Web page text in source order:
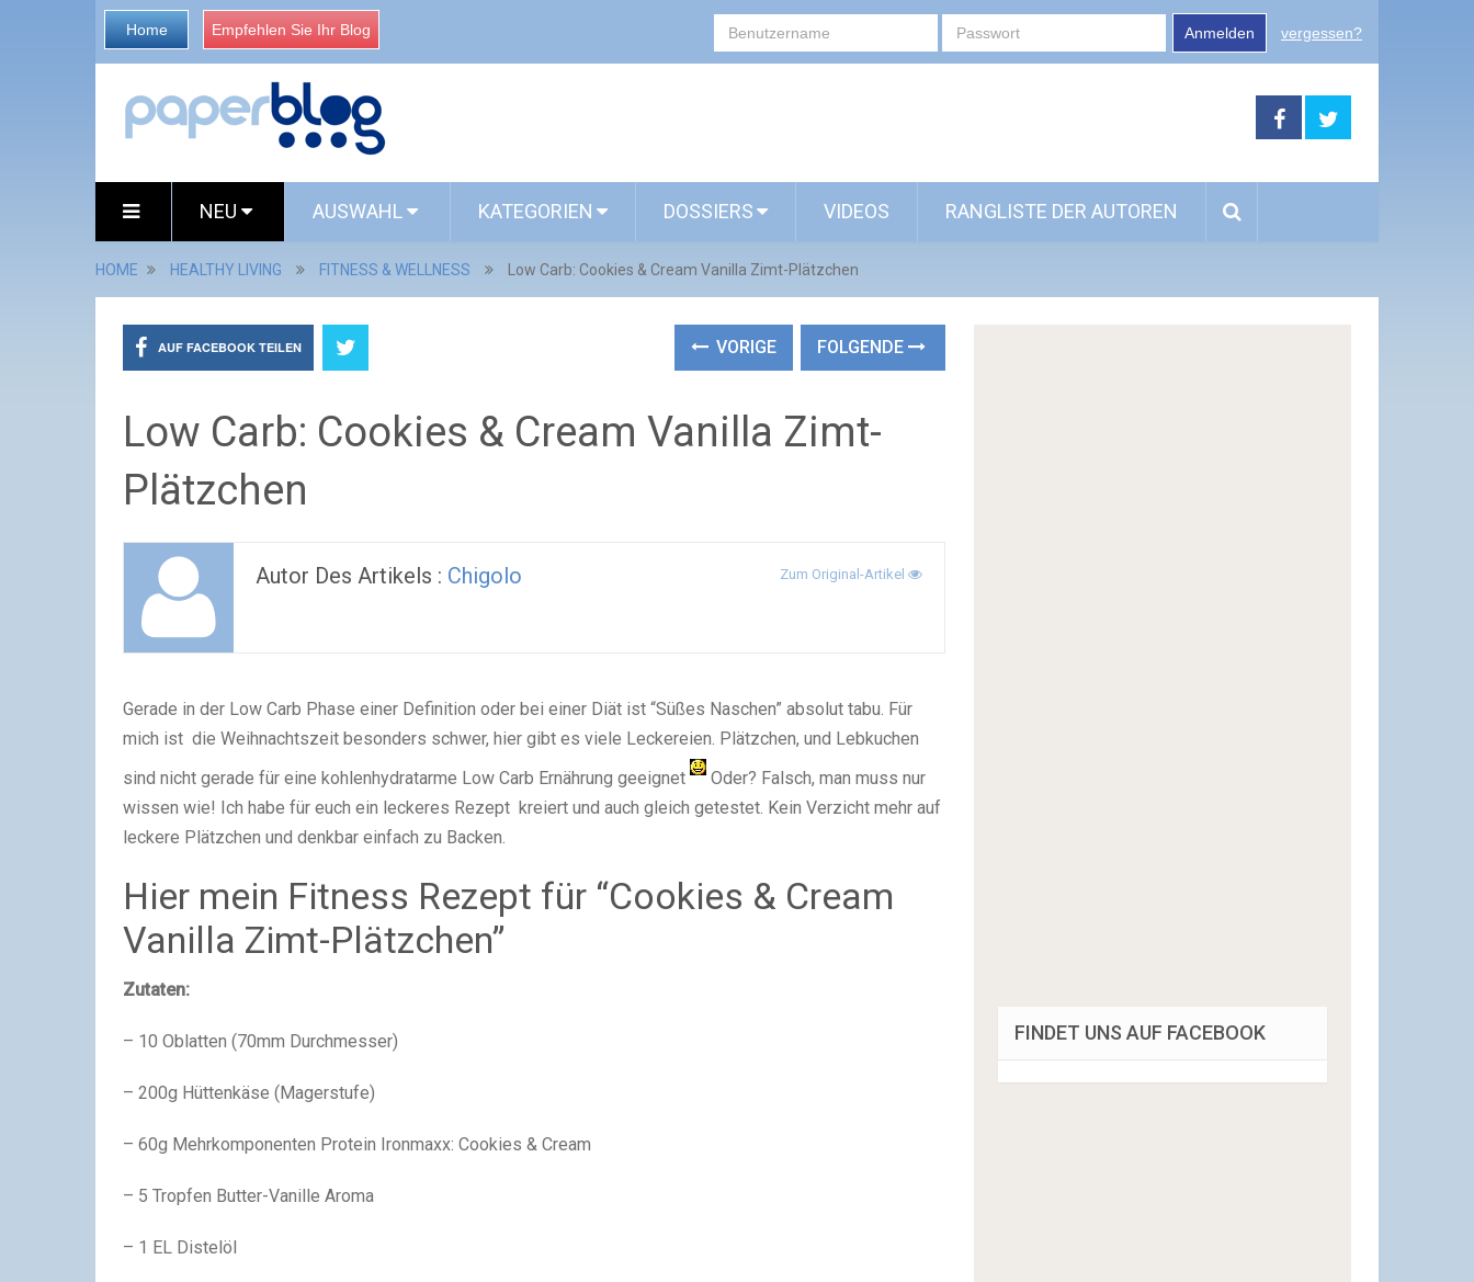
Home Empfehlen Sie Ihr Blog Anmelden vergessen?
NEU AUSWAHL KATEGORIEN DOSSIERS VIDEOS RANGLISTE DER AUTOREN
HOME HEALTHY LIVING FITNESS & WELLNESS Low Carb: Cookies & Cream Vanilla Zimt-Plätzchen
AUF FACEBOOK TEILEN VORIGE FOLGENDE
Low Carb: Cookies & Cream Vanilla Zimt-
Plätzchen
Autor Des Artikels : Chigolo Zum Original-Artikel
Gerade in der Low Carb Phase einer Definition oder bei einer Diät ist “Süßes Naschen” absolut tabu. Für
mich ist die Weihnachtszeit besonders schwer, hier gibt es viele Leckereien. Plätzchen, und Lebkuchen
sind nicht gerade für eine kohlenhydratarme Low Carb Ernährung geeignet
Oder? Falsch, man muss nur
wissen wie! Ich habe für euch ein leckeres Rezept kreiert und auch gleich getestet. Kein Verzicht mehr auf
leckere Plätzchen und denkbar einfach zu Backen.
Hier mein Fitness Rezept für “Cookies & Cream
Vanilla Zimt-Plätzchen”
Zutaten:
– 10 Oblatten (70mm Durchmesser)
– 200g Hüttenkäse (Magerstufe)
– 60g Mehrkomponenten Protein Ironmaxx: Cookies & Cream
– 5 Tropfen Butter-Vanille Aroma
– 1 EL Distelöl
FINDET UNS AUF FACEBOOK